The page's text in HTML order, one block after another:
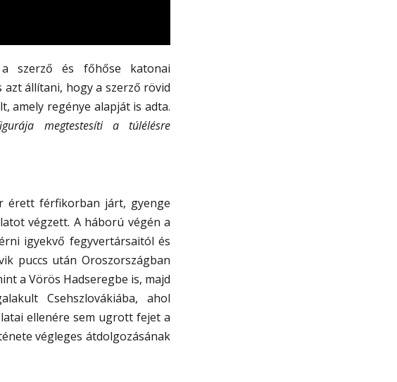
szerző és főhőse katonai
állítani, hogy a szerző rövid
amely regénye alapját is adta.
megtestesíti a túlélésre
érett férfikorban járt, gyenge
végzett. A háború végén a
igyekvő fegyvertársaitól és
puccs után Oroszországban
a Vörös Hadseregbe is, majd
Csehszlovákiába, ahol
ellenére sem ugrott fejet a
végleges átdolgozásának